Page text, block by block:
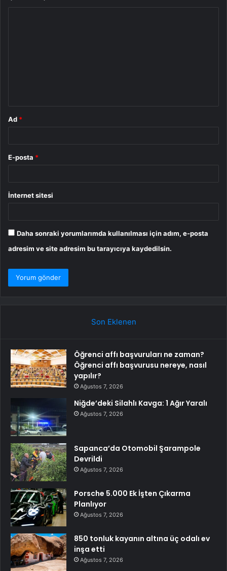
Ad *
E-posta *
İnternet sitesi
Daha sonraki yorumlarımda kullanılması için adım, e-posta
adresim ve site adresim bu tarayıcıya kaydedilsin.
Son Eklenen
Öğrenci affı başvuruları ne zaman?
Öğrenci affı başvurusu nereye, nasıl
yapılır?
Ağustos 7, 2026
Niğde’deki Silahlı Kavga: 1 Ağır Yaralı
Ağustos 7, 2026
Sapanca’da Otomobil Şarampole
Devrildi
Ağustos 7, 2026
Porsche 5.000 Ek İşten Çıkarma
Planlıyor
Ağustos 7, 2026
850 tonluk kayanın altına üç odalı ev
inşa etti
Ağustos 7, 2026